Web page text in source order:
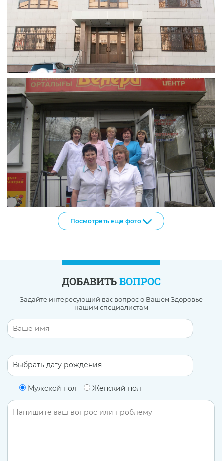
Посмотреть еще фото
ДОБАВИТЬВОПРОС
Задайте интересующий вас вопрос о Вашем Здоровье
нашим специалистам
Мужской пол Женский пол